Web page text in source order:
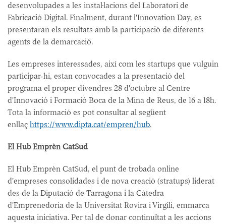
desenvolupades a les instal·lacions del Laboratori de
Fabricació Digital. Finalment, durant l'Innovation Day, es
presentaran els resultats amb la participació de diferents
agents de la demarcació.
Les empreses interessades, així com les startups que vulguin
participar-hi, estan convocades a la presentació del
programa el proper divendres 28 d'octubre al Centre
d'Innovació i Formació Boca de la Mina de Reus, de 16 a 18h.
Tota la informació es pot consultar al següent
enllaç https://www.dipta.cat/empren/hub.
El Hub Emprèn CatSud
El Hub Emprèn CatSud, el punt de trobada online
d'empreses consolidades i de nova creació (stratups) liderat
des de la Diputació de Tarragona i la Càtedra
d'Emprenedoria de la Universitat Rovira i Virgili, emmarca
aquesta iniciativa. Per tal de donar continuïtat a les accions